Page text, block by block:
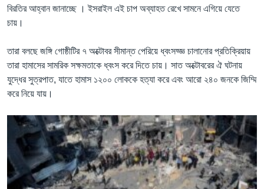
বিরতির আহ্বান জানাচ্ছে । ইসরাইল এই চাপ অব্যাহত রেখে সামনে এগিয়ে যেতে
চায়।
তারা বলছে জঙ্গি গোষ্ঠীটির ৭ অক্টোবর সীমান্ত পেরিয়ে ধ্বংসয্জ্ঞ চালানোর প্রতিক্রিয়ায়
তারা হামাসের সামরিক সক্ষমতাকে ধ্বংস করে দিতে চায়। সাত অক্টোবরের ঐ ঘটনায়
যুদ্ধের সুত্রপাত, যাতে হামাস ১২০০ লোককে হত্যা করে এবং আরো ২৪০ জনকে জিম্মি
করে নিয়ে যায়।